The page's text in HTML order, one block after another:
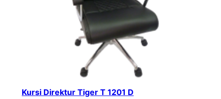
Kursi Direktur Tiger T 1201 D